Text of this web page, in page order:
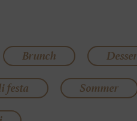
Brunch
festa
Sommer